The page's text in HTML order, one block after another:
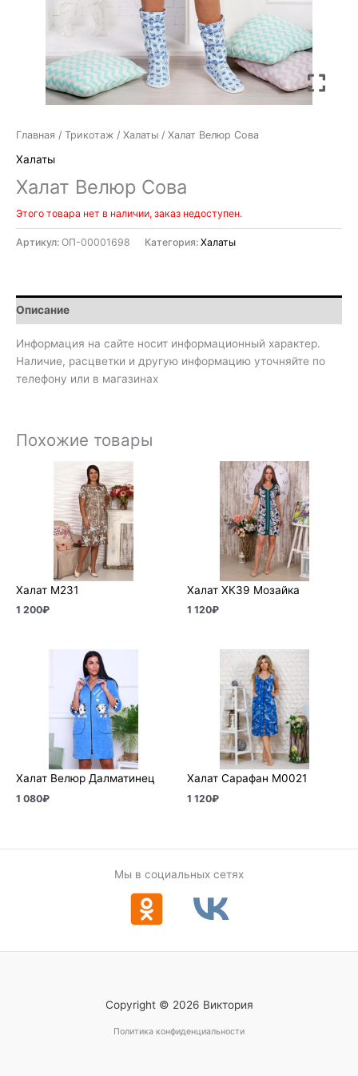
Главная / Трикотаж / Халаты / Халат Велюр Сова
Халаты
Халат Велюр Сова
Этого товара нет в наличии, заказ недоступен.
Артикул: ОП-00001698 Категория: Халаты
Описание
Информация на сайте носит информационный характер.
Наличие, расцветки и другую информацию уточняйте по
телефону или в магазинах
Похожие товары
Халат М231
1 200₽
Халат ХК39 Мозайка
1 120₽
Халат Велюр Далматинец
1 080₽
Халат Сарафан М0021
1 120₽
Мы в социальных сетях
Copyright © 2026 Виктория
Политика конфиденциальности